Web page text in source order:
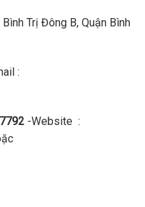
Trị Đông B, Quận Bình
:
-Website :